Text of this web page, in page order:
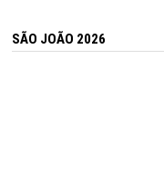
SÃO JOÃO 2026